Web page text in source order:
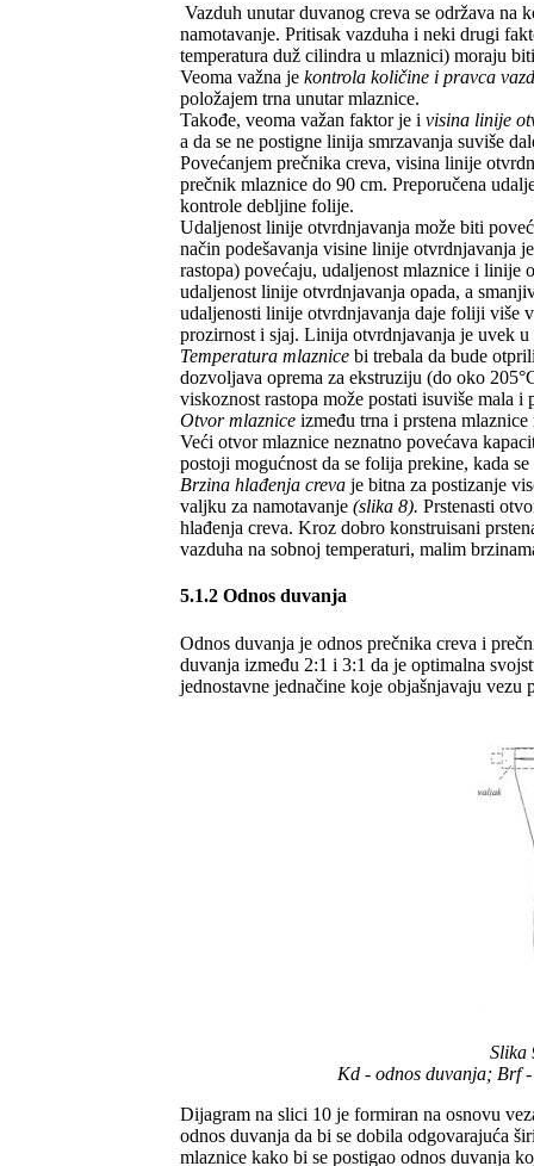
Vazduh unutar duvanog creva se održava na
namotavanje. Pritisak vazduha i neki drugi
temperatura duž cilindra u mlaznici) moraju
Veoma važna je kontrola količine i pravca
položajem trna unutar mlaznice.
Takođe, veoma važan faktor je i visina linije
a da se ne postigne linija smrzavanja suviše
Povećanjem prečnika creva, visina linije
prečnik mlaznice do 90 cm. Preporučena
kontrole debljine folije.
Udaljenost linije otvrdnjavanja može biti
način podešavanja visine linije otvrdnjavanja
rastopa) povećaju, udaljenost mlaznice i linije
udaljenost linije otvrdnjavanja opada, a
udaljenosti linije otvrdnjavanja daje foliji više
prozirnost i sjaj. Linija otvrdnjavanja je uvek
Temperatura mlaznice bi trebala da bude
dozvoljava oprema za ekstruziju (do oko
viskoznost rastopa može postati isuviše mala
Otvor mlaznice između trna i prstena
Veći otvor mlaznice neznatno povećava
postoji mogućnost da se folija prekine, kada
Brzina hlađenja creva je bitna za postizanje
valjku za namotavanje (slika 8). Prstenasti
hlađenja creva. Kroz dobro konstruisani
vazduha na sobnoj temperaturi, malim
5.1.2 Odnos duvanja
Odnos duvanja je odnos prečnika creva i
duvanja između 2:1 i 3:1 da je optimalna
jednostavne jednačine koje objašnjavaju
Slika
Kd - odnos duvanja; Brf
Dijagram na slici 10 je formiran na osnovu
odnos duvanja da bi se dobila odgovarajuća
mlaznice kako bi se postigao odnos duvanja